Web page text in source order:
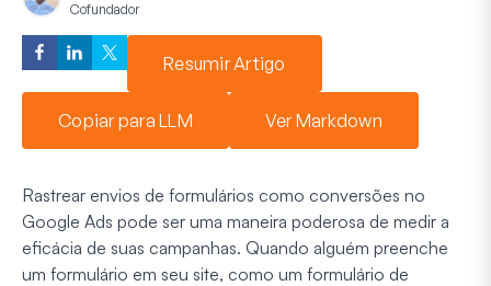
Cofundador
Resumir Artigo
Copiar para LLM Ver Markdown
Rastrear envios de formulários como conversões no
Google Ads pode ser uma maneira poderosa de medir a
eficácia de suas campanhas. Quando alguém preenche
um formulário em seu site, como um formulário de